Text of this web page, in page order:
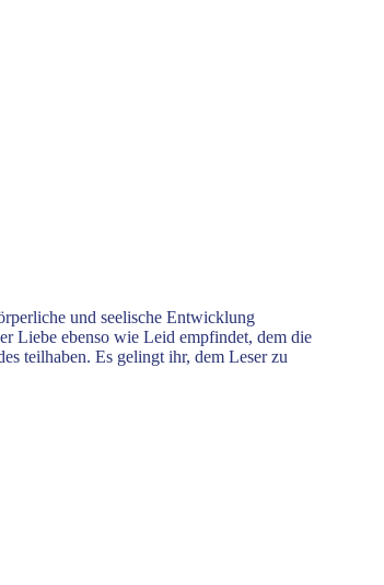
und seelische Entwicklung
Liebe ebenso wie Leid empfindet, dem die
teilhaben. Es gelingt ihr, dem Leser zu